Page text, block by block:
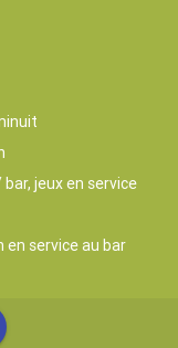
jeux en service
en service au bar